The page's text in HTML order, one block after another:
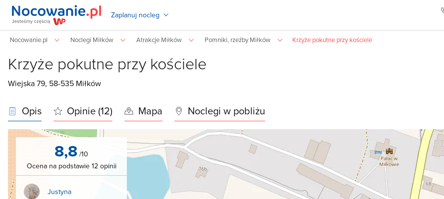
Zaplanuj nocleg
Nocowanie.pl Noclegi Miłków Atrakcje Miłków Pomniki, rzeźby Miłków Krzyże pokutne przy kościele
Krzyże pokutne przy kościele
Wiejska 79, 58-535 Miłków
Opis Opinie (12) Mapa Noclegi w pobliżu
8,8 /10
Ocena na podstawie 12 opinii
Justyna